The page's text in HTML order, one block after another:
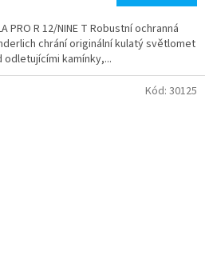
PRO R 12/NINE T Robustní ochranná
chrání originální kulatý světlomet
odletujícími kamínky,...
Kód: 30125